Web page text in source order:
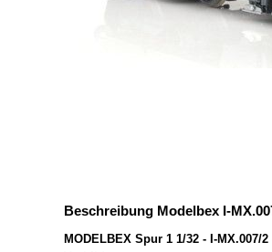
Beschreibung Modelbex I-
MODELBEX Spur 1 1/32 - I-